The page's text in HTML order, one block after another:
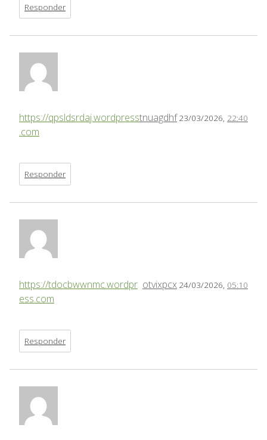
Responder
tnuagdhf 23/03/2026, 22:40
https://qpsldsrdaj.wordpress
.com
Responder
otvixpcx 24/03/2026, 05:10
https://tdocbwwnmc.wordpr
ess.com
Responder